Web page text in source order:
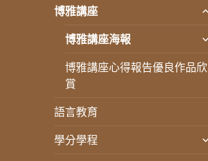
子
單
博雅講座
展
子
選
單
博雅講座海報
展
子
博雅講座心得報告優良作品欣
賞
語言教育
學分學程
展